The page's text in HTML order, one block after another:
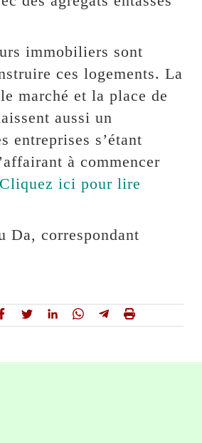
immobiliers sont
ces logements. La
marché et la place de
aussi un
entreprises s’étant
à commencer
ici pour lire
Da, correspondant